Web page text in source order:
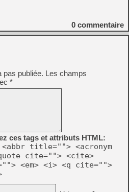
0 commentaire
pas publiée. Les champs
*
ces tags et attributs HTML:
title=""> <acronym
cite=""> <cite>
<em> <i> <q cite="">